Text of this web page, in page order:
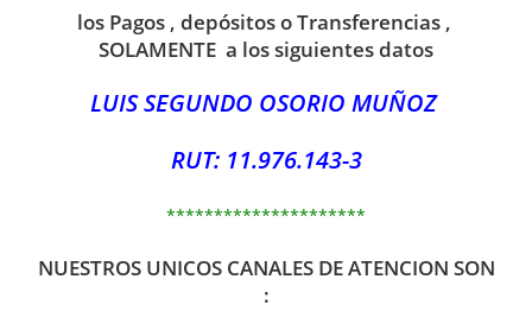
los Pagos , depósitos o Transferencias ,
SOLAMENTE a los siguientes datos
LUIS SEGUNDO OSORIO MUÑOZ
RUT: 11.976.143-3
*********************
NUESTROS UNICOS CANALES DE ATENCION SON
: